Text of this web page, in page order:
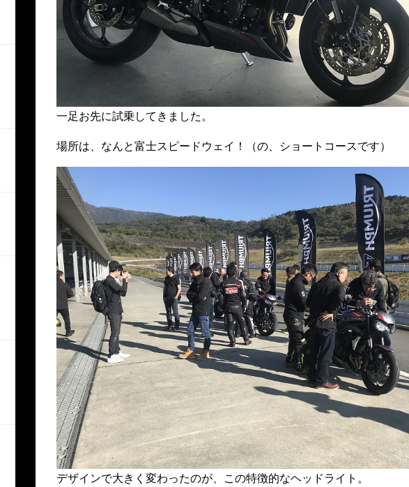
一足お先に試乗してきました。
場所は、なんと富士スピードウェイ！（の、ショートコースです）
デザインで大きく変わったのが、この特徴的なヘッドライト。